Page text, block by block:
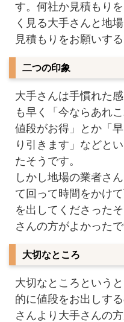
す。何社か見積もり
く見る大手さんと地
見積もりをお願いす
二つの印象
大手さんは手慣れた
も早く「今ならあれ
値段がお得」とか「
り引きます」などと
たそうです。
しかし地場の業者さ
て回って時間をかけ
を出してくださった
さんの方がよかったで
大切なところ
大切なところという
的に値段をお出しす
さんより大手さんの